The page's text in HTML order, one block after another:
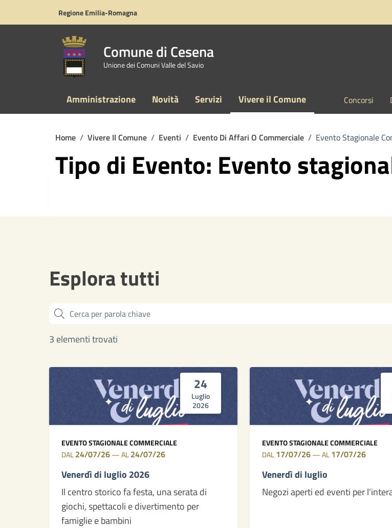
Regione Emilia-Romagna
Comune di Cesena
Unione dei Comuni Valle del Savio
Amministrazione Novità Servizi Vivere il Comune Concorsi
Home / Vivere Il Comune / Eventi / Evento Di Affari O Commerciale / Evento Stagionale
Tipo di Evento: Evento
Esplora tutti
Cerca
3 elementi trovati
24
Luglio
2026
EVENTO STAGIONALE COMMERCIALE
DAL24/07/26—AL24/07/26
Venerdì di luglio 2026
Il centro storico fa festa, una serata di
giochi, spettacoli e divertimento per
famiglie e bambini
EVENTO STAGIONALE COMMERCIALE
DAL17/07/26—AL17/07/26
Venerdì di luglio
Negozi aperti ed eventi per